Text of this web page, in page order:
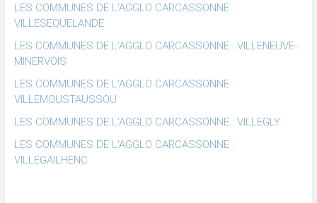
LES COMMUNES DE L’AGGLO CARCASSONNE :
VILLESEQUELANDE
LES COMMUNES DE L’AGGLO CARCASSONNE : VILLENEUVE-
MINERVOIS
LES COMMUNES DE L’AGGLO CARCASSONNE :
VILLEMOUSTAUSSOU
LES COMMUNES DE L’AGGLO CARCASSONNE : VILLEGLY
LES COMMUNES DE L’AGGLO CARCASSONNE :
VILLEGAILHENC